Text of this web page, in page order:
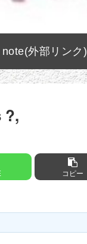
note(外部リンク)
?,
コピー